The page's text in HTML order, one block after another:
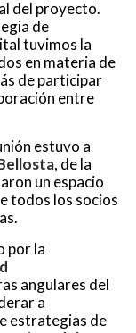
del proyecto.
de
tuvimos la
en materia de
de participar
entre
estuvo a
, de la
un espacio
todos los socios
por la
angulares del
a
estrategias de